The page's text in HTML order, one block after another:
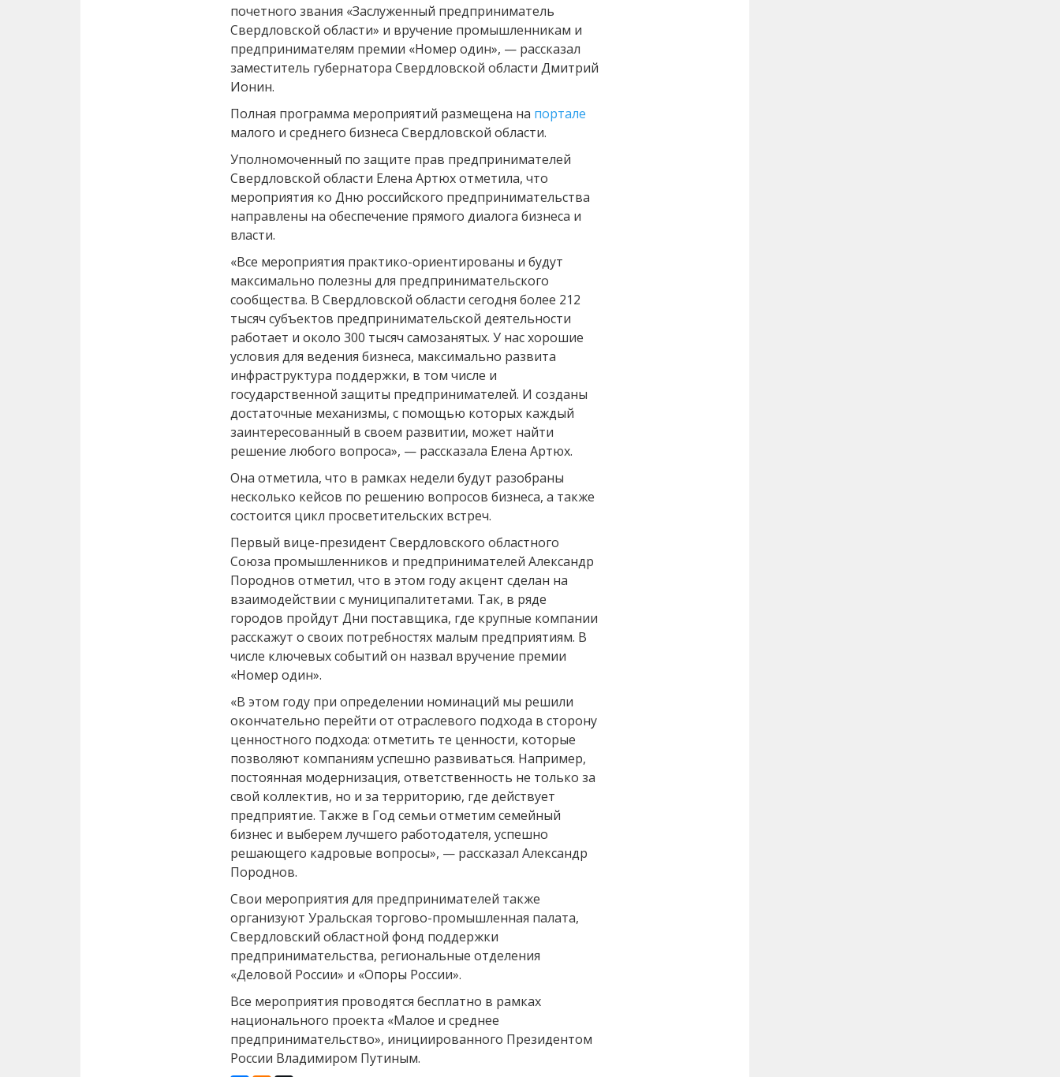
почетного звания «Заслуженный предприниматель
Свердловской области» и вручение промышленникам и
предпринимателям премии «Номер один», — рассказал
заместитель губернатора Свердловской области Дмитрий
Ионин.
Полная программа мероприятий размещена на портале
малого и среднего бизнеса Свердловской области.
Уполномоченный по защите прав предпринимателей
Свердловской области Елена Артюх отметила, что
мероприятия ко Дню российского предпринимательства
направлены на обеспечение прямого диалога бизнеса и
власти.
«Все мероприятия практико-ориентированы и будут
максимально полезны для предпринимательского
сообщества. В Свердловской области сегодня более 212
тысяч субъектов предпринимательской деятельности
работает и около 300 тысяч самозанятых. У нас хорошие
условия для ведения бизнеса, максимально развита
инфраструктура поддержки, в том числе и
государственной защиты предпринимателей. И созданы
достаточные механизмы, с помощью которых каждый
заинтересованный в своем развитии, может найти
решение любого вопроса», — рассказала Елена Артюх.
Она отметила, что в рамках недели будут разобраны
несколько кейсов по решению вопросов бизнеса, а также
состоится цикл просветительских встреч.
Первый вице-президент Свердловского областного
Союза промышленников и предпринимателей Александр
Породнов отметил, что в этом году акцент сделан на
взаимодействии с муниципалитетами. Так, в ряде
городов пройдут Дни поставщика, где крупные компании
расскажут о своих потребностях малым предприятиям. В
числе ключевых событий он назвал вручение премии
«Номер один».
«В этом году при определении номинаций мы решили
окончательно перейти от отраслевого подхода в сторону
ценностного подхода: отметить те ценности, которые
позволяют компаниям успешно развиваться. Например,
постоянная модернизация, ответственность не только за
свой коллектив, но и за территорию, где действует
предприятие. Также в Год семьи отметим семейный
бизнес и выберем лучшего работодателя, успешно
решающего кадровые вопросы», — рассказал Александр
Породнов.
Свои мероприятия для предпринимателей также
организуют Уральская торгово-промышленная палата,
Свердловский областной фонд поддержки
предпринимательства, региональные отделения
«Деловой России» и «Опоры России».
Все мероприятия проводятся бесплатно в рамках
национального проекта «Малое и среднее
предпринимательство», инициированного Президентом
России Владимиром Путиным.